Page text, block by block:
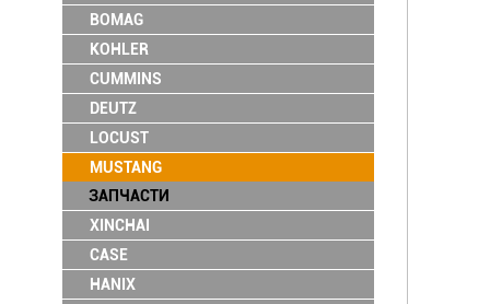
BOMAG
KOHLER
CUMMINS
DEUTZ
LOCUST
MUSTANG
ЗАПЧАСТИ
XINCHAI
CASE
HANIX